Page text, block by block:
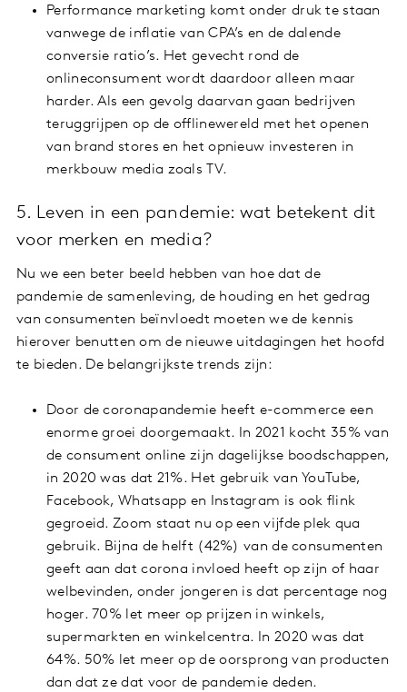
Performance marketing komt onder druk te staan
vanwege de inflatie van CPA’s en de dalende
conversie ratio’s. Het gevecht rond de
onlineconsument wordt daardoor alleen maar
harder. Als een gevolg daarvan gaan bedrijven
teruggrijpen op de offlinewereld met het openen
van brand stores en het opnieuw investeren in
merkbouw media zoals TV.
5. Leven in een pandemie: wat betekent dit
voor merken en media?
Nu we een beter beeld hebben van hoe dat de
pandemie de samenleving, de houding en het gedrag
van consumenten beïnvloedt moeten we de kennis
hierover benutten om de nieuwe uitdagingen het hoofd
te bieden. De belangrijkste trends zijn:
Door de coronapandemie heeft e-commerce een
enorme groei doorgemaakt. In 2021 kocht 35% van
de consument online zijn dagelijkse boodschappen,
in 2020 was dat 21%. Het gebruik van YouTube,
Facebook, Whatsapp en Instagram is ook flink
gegroeid. Zoom staat nu op een vijfde plek qua
gebruik. Bijna de helft (42%) van de consumenten
geeft aan dat corona invloed heeft op zijn of haar
welbevinden, onder jongeren is dat percentage nog
hoger. 70% let meer op prijzen in winkels,
supermarkten en winkelcentra. In 2020 was dat
64%. 50% let meer op de oorsprong van producten
dan dat ze dat voor de pandemie deden.